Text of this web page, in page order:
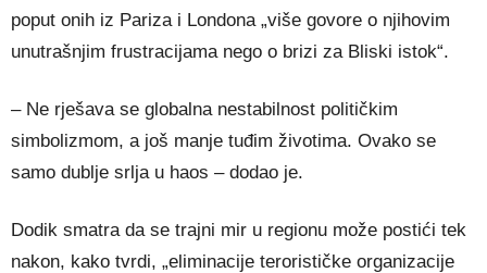
poput onih iz Pariza i Londona „više govore o njihovim
unutrašnjim frustracijama nego o brizi za Bliski istok“.
– Ne rješava se globalna nestabilnost političkim
simbolizmom, a još manje tuđim životima. Ovako se
samo dublje srlja u haos – dodao je.
Dodik smatra da se trajni mir u regionu može postići tek
nakon, kako tvrdi, „eliminacije terorističke organizacije